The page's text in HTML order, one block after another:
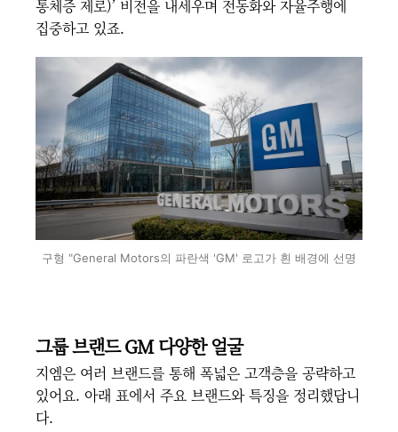
통체증 제로)’ 비전을 내세우며 전동화와 자율주행에
집중하고 있죠.
구형 "General Motors의 파란색 'GM' 로고가 흰 배경에 선명
그룹 브랜드 GM 다양한 얼굴
지엠은 여러 브랜드를 통해 폭넓은 고객층을 공략하고
있어요. 아래 표에서 주요 브랜드와 특징을 정리했답니
다.